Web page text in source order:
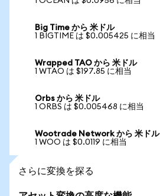
Big Time から 米ドル
1 BIGTIME は $0.005425 に相当
Wrapped TAO から 米ドル
1 WTAO は $197.85 に相当
Orbs から 米ドル
1 ORBS は $0.005468 に相当
Wootrade Network から 米ドル
1 WOO は $0.0119 に相当
さらに変換を探る